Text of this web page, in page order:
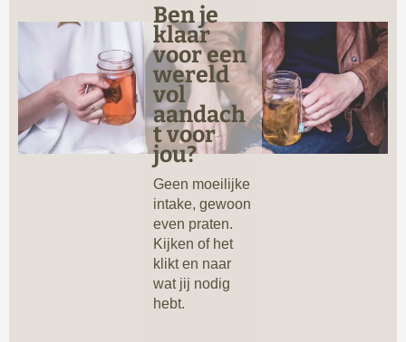
Ben je
klaar
voor een
wereld
vol
aandach
t voor
jou?
Geen moeilijke
intake, gewoon
even praten.
Kijken of het
klikt en naar
wat jij nodig
hebt.